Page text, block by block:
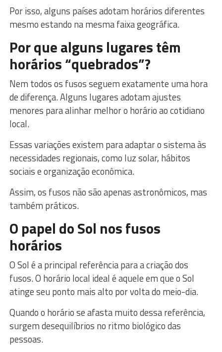
Por isso, alguns países adotam horários diferentes
mesmo estando na mesma faixa geográfica.
Por que alguns lugares têm
horários “quebrados”?
Nem todos os fusos seguem exatamente uma hora
de diferença. Alguns lugares adotam ajustes
menores para alinhar melhor o horário ao cotidiano
local.
Essas variações existem para adaptar o sistema às
necessidades regionais, como luz solar, hábitos
sociais e organização econômica.
Assim, os fusos não são apenas astronômicos, mas
também práticos.
O papel do Sol nos fusos
horários
O Sol é a principal referência para a criação dos
fusos. O horário local ideal é aquele em que o Sol
atinge seu ponto mais alto por volta do meio-dia.
Quando o horário se afasta muito dessa referência,
surgem desequilíbrios no ritmo biológico das
pessoas.